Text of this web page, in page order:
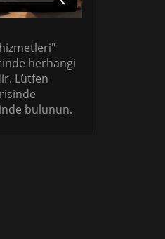
herhangi
Lütfen
bulunun.